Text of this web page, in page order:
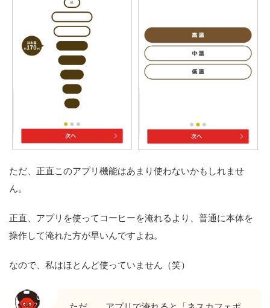
ただ、正直このアプリ機能はあまり使わないかもしれませ
ん。
正直、アプリを使ってコーヒーを淹れるより、普通に本体を
操作して淹れた方が早いんですよね。
なので、私はほとんど使っていません（笑）